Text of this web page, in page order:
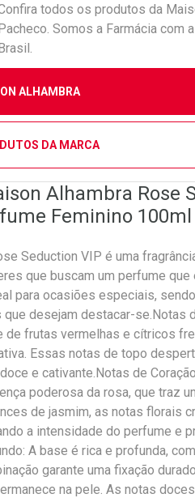
todos os produtos da
Somos a Farmácia com
ALHAMBRA
DA MARCA
Alhambra Rose
Feminino 100ml
Seduction VIP é uma
que buscam um perfume
para ocasiões especiais,
desejam destacar-se.Notas
de frutas vermelhas e cítricos
Essas notas de topo
e cativante.Notas de
poderosa da rosa, que traz
de jasmim, as notas florais
a intensidade do perfume e
A base é rica e profunda,
garante uma fixação
na pele. As notas